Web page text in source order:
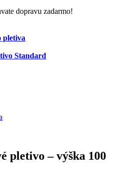
dopravu zadarmo!
pletiva
Standard
pletivo – výška 100